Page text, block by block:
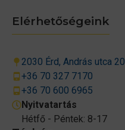
Elérhetőségeink
2030 Érd, András utca 20.
+36 70 327 7170
+36 70 600 6965
Nyitvatartás
Hétfő - Péntek: 8-17